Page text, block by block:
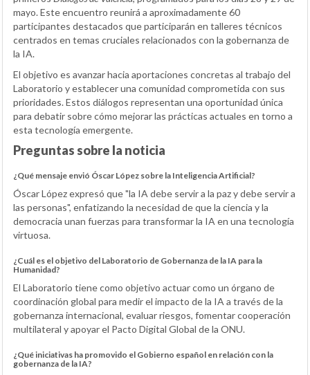
mayo. Este encuentro reunirá a aproximadamente 60
participantes destacados que participarán en talleres técnicos
centrados en temas cruciales relacionados con la gobernanza de
la IA.
El objetivo es avanzar hacia aportaciones concretas al trabajo del
Laboratorio y establecer una comunidad comprometida con sus
prioridades. Estos diálogos representan una oportunidad única
para debatir sobre cómo mejorar las prácticas actuales en torno a
esta tecnología emergente.
Preguntas sobre la noticia
¿Qué mensaje envió Óscar López sobre la Inteligencia Artificial?
Óscar López expresó que "la IA debe servir a la paz y debe servir a
las personas", enfatizando la necesidad de que la ciencia y la
democracia unan fuerzas para transformar la IA en una tecnología
virtuosa.
¿Cuál es el objetivo del Laboratorio de Gobernanza de la IA para la
Humanidad?
El Laboratorio tiene como objetivo actuar como un órgano de
coordinación global para medir el impacto de la IA a través de la
gobernanza internacional, evaluar riesgos, fomentar cooperación
multilateral y apoyar el Pacto Digital Global de la ONU.
¿Qué iniciativas ha promovido el Gobierno español en relación con la
gobernanza de la IA?